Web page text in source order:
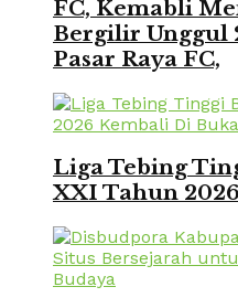
FC, Kemabli
Bergilir Unggul
Pasar Raya FC,
Liga Tebing
XXI Tahun